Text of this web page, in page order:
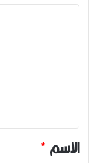
ا
ق
*
الاسم*